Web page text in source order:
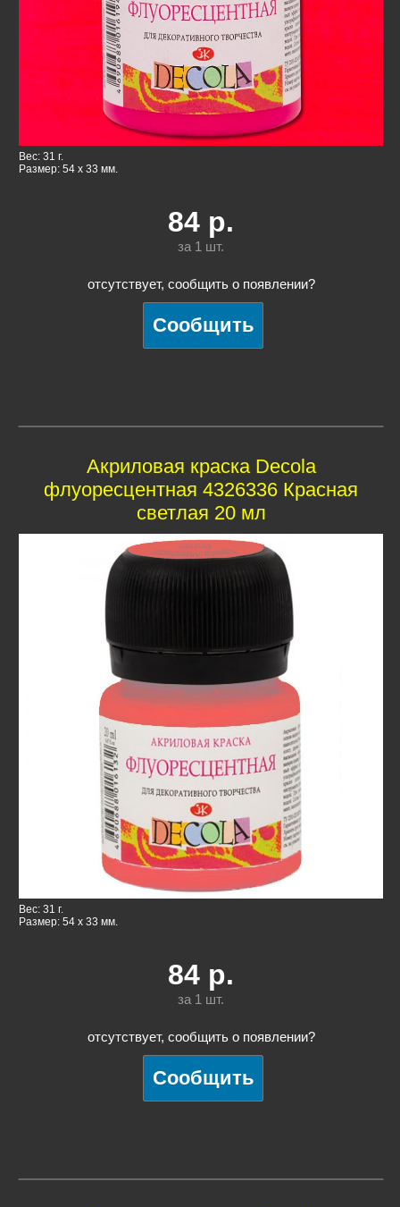
Вес: 31 г.
Размер: 54 x 33 мм.
84 р.
за 1 шт.
отсутствует, сообщить о появлении?
Акриловая краска Decola
флуоресцентная 4326336 Красная
светлая 20 мл
Вес: 31 г.
Размер: 54 x 33 мм.
84 р.
за 1 шт.
отсутствует, сообщить о появлении?